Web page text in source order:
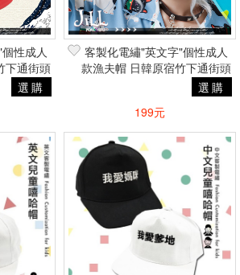
性成人
下通街頭
選購
客製化電繡"英文字"個性成人
款漁夫帽 日韓原宿竹下通街頭
選購
199元